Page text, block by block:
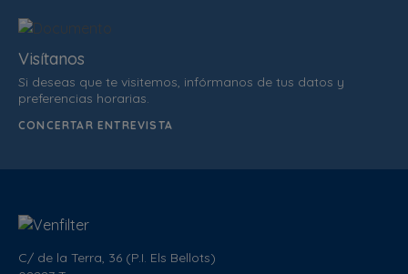
C/ de la Terra, 36 (P.I. Els Bellots)
Visítanos
Si deseas que te visitemos, infórmanos de tus datos y
preferencias horarias.
CONCERTAR ENTREVISTA